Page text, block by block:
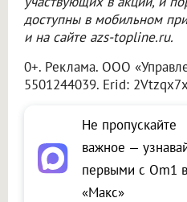
доступны в мобильном
и на сайте azs-topline.ru.
0+. Реклама. ООО
5501244039. Erid:
Не пропускайте
важное —
первыми с Om1 в
«Макс»